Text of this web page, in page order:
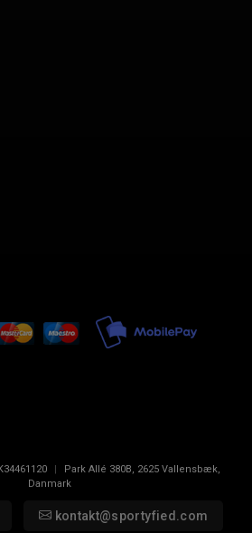
| Park Allé 380B, 2625 Vallensbæk,
Danmark
kontakt@sportyfied.com